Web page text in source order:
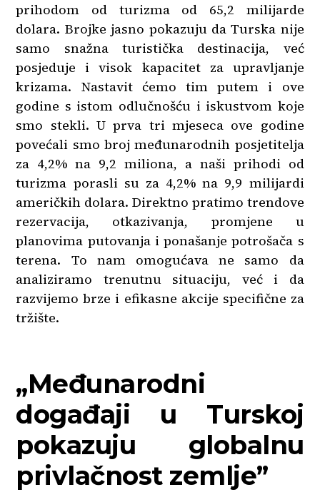
prihodom od turizma od 65,2 milijarde
dolara. Brojke jasno pokazuju da Turska nije
samo snažna turistička destinacija, već
posjeduje i visok kapacitet za upravljanje
krizama. Nastavit ćemo tim putem i ove
godine s istom odlučnošću i iskustvom koje
smo stekli. U prva tri mjeseca ove godine
povećali smo broj međunarodnih posjetitelja
za 4,2% na 9,2 miliona, a naši prihodi od
turizma porasli su za 4,2% na 9,9 milijardi
američkih dolara. Direktno pratimo trendove
rezervacija, otkazivanja, promjene u
planovima putovanja i ponašanje potrošača s
terena. To nam omogućava ne samo da
analiziramo trenutnu situaciju, već i da
razvijemo brze i efikasne akcije specifične za
tržište.
„Međunarodni
događaji u Turskoj
pokazuju globalnu
privlačnost zemlje”